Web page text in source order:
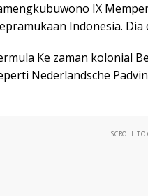
IX
Indonesia.
Ke zaman kolonial
Nederlandsche
SCROLL